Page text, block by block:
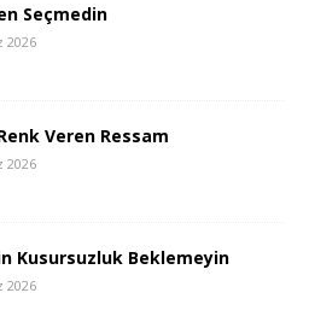
Seçmedin
2026
Veren Ressam
2026
Kusursuzluk Beklemeyin
2026